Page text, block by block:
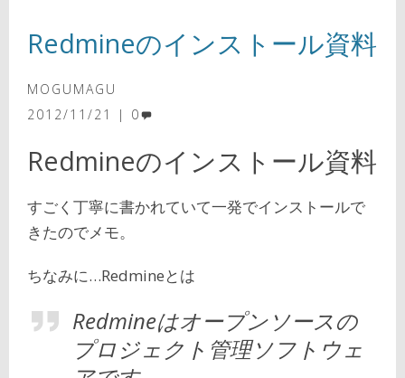
Redmineのインストール資料
MOGUMAGU
2012/11/21
0
Redmineのインストール資料
すごく丁寧に書かれていて一発でインストールで
きたのでメモ。
ちなみに…Redmineとは
Redmineはオープンソースの
プロジェクト管理ソフトウェ